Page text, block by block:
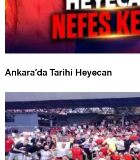
Ankara’da Tarihi Heyecan